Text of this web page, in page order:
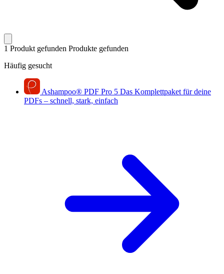
1 Produkt gefunden Produkte gefunden
Häufig gesucht
Ashampoo® PDF Pro 5 Das Komplettpaket für deine
PDFs – schnell, stark, einfach